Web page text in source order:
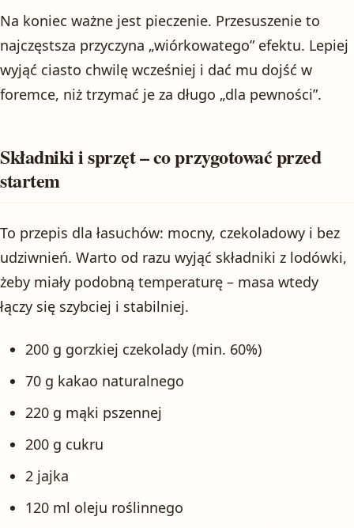
Na koniec ważne jest pieczenie. Przesuszenie to
najczęstsza przyczyna „wiórkowatego” efektu. Lepiej
wyjąć ciasto chwilę wcześniej i dać mu dojść w
foremce, niż trzymać je za długo „dla pewności”.
Składniki i sprzęt – co przygotować przed
startem
To przepis dla łasuchów: mocny, czekoladowy i bez
udziwnień. Warto od razu wyjąć składniki z lodówki,
żeby miały podobną temperaturę – masa wtedy
łączy się szybciej i stabilniej.
200 g gorzkiej czekolady (min. 60%)
70 g kakao naturalnego
220 g mąki pszennej
200 g cukru
2 jajka
120 ml oleju roślinnego